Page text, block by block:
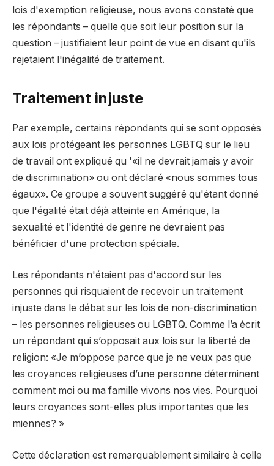
lois d'exemption religieuse, nous avons constaté que
les répondants – quelle que soit leur position sur la
question – justifiaient leur point de vue en disant qu'ils
rejetaient l'inégalité de traitement.
Traitement injuste
Par exemple, certains répondants qui se sont opposés
aux lois protégeant les personnes LGBTQ sur le lieu
de travail ont expliqué qu '«il ne devrait jamais y avoir
de discrimination» ou ont déclaré «nous sommes tous
égaux». Ce groupe a souvent suggéré qu'étant donné
que l'égalité était déjà atteinte en Amérique, la
sexualité et l'identité de genre ne devraient pas
bénéficier d'une protection spéciale.
Les répondants n'étaient pas d'accord sur les
personnes qui risquaient de recevoir un traitement
injuste dans le débat sur les lois de non-discrimination
– les personnes religieuses ou LGBTQ. Comme l’a écrit
un répondant qui s’opposait aux lois sur la liberté de
religion: «Je m’oppose parce que je ne veux pas que
les croyances religieuses d’une personne déterminent
comment moi ou ma famille vivons nos vies. Pourquoi
leurs croyances sont-elles plus importantes que les
miennes? »
Cette déclaration est remarquablement similaire à celle